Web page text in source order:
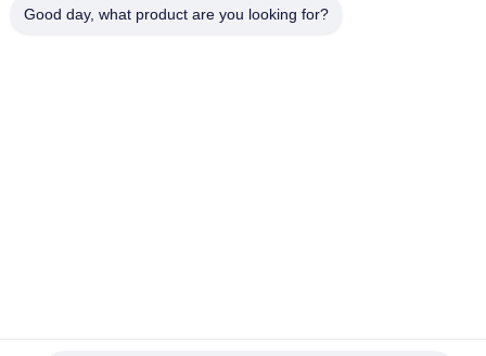
Foshan Mingxinlong Stainless Steel Co., Ltd. . सर्वाधिकार सुरक्षित।
Good day, what product are you looking for?